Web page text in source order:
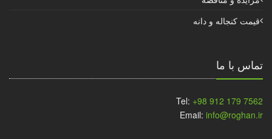
قیمت کنجاله و دانه
تماس با ما
Tel: +98 912 179 7562
Email: info@roghan.ir